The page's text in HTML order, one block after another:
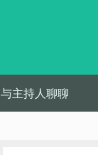
与主持人聊聊